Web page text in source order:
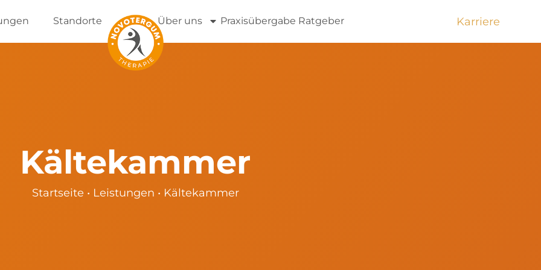
Standorte Über uns Praxisübergabe Ratgeber Karriere
Kältekammer
Startseite • Leistungen • Kältekammer